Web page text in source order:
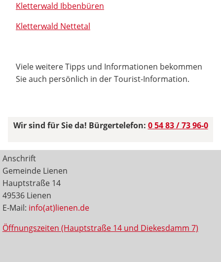
Kletterwald Ibbenbüren
Kletterwald Nettetal
Viele weitere Tipps und Informationen bekommen
Sie auch persönlich in der Tourist-Information.
Wir sind für Sie da! Bürgertelefon: 0 54 83 / 73 96-0
Anschrift
Gemeinde Lienen
Hauptstraße 14
49536 Lienen
E-Mail: info(at)lienen.de
Öffnungszeiten (Hauptstraße 14 und Diekesdamm 7)